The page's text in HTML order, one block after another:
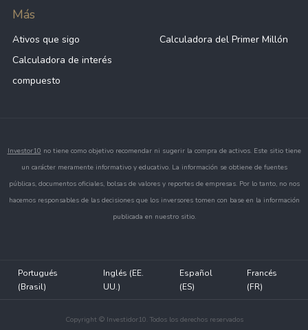
Más
Ativos que sigo
Calculadora del Primer Millón
Calculadora de interés
compuesto
Investor10 no tiene como objetivo recomendar ni sugerir la compra de activos. Este sitio tiene
un carácter meramente informativo y educativo. La información se obtiene de fuentes
públicas, documentos oficiales, bolsas de valores y reportes de empresas. Por lo tanto, no nos
hacemos responsables de las decisiones que los inversores tomen con base en la información
publicada en nuestro sitio.
Portugués
(Brasil)
Inglés (EE.
UU.)
Español
(ES)
Francés
(FR)
Copyright © Investidor10. Todos los derechos reservados